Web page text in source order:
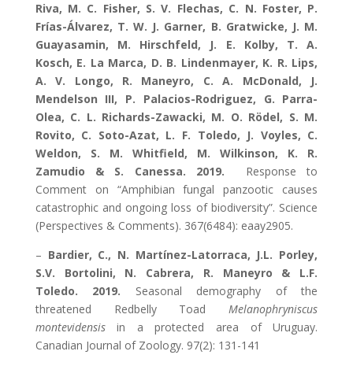
Riva, M. C. Fisher, S. V. Flechas, C. N. Foster, P.
Frías-Álvarez, T. W. J. Garner, B. Gratwicke, J. M.
Guayasamin, M. Hirschfeld, J. E. Kolby, T. A.
Kosch, E. La Marca, D. B. Lindenmayer, K. R. Lips,
A. V. Longo, R. Maneyro, C. A. McDonald, J.
Mendelson III, P. Palacios-Rodriguez, G. Parra-
Olea, C. L. Richards-Zawacki, M. O. Rödel, S. M.
Rovito, C. Soto-Azat, L. F. Toledo, J. Voyles, C.
Weldon, S. M. Whitfield, M. Wilkinson, K. R.
Zamudio & S. Canessa. 2019.
Response to
Comment on “Amphibian fungal panzootic causes
catastrophic and ongoing loss of biodiversity”. Science
(Perspectives & Comments). 367(6484): eaay2905.
– Bardier, C., N. Martínez-Latorraca, J.L. Porley,
S.V. Bortolini, N. Cabrera, R. Maneyro & L.F.
Toledo. 2019. Seasonal demography of the
threatened Redbelly ToadMelanophryniscus
montevidensisin a protected area of Uruguay.
Canadian Journal of Zoology. 97(2): 131-141